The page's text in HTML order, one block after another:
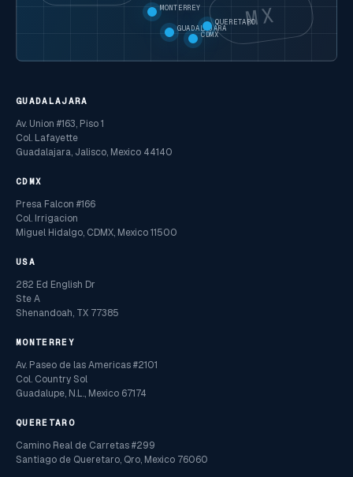
MX
MONTERREY
GUADALAJARA
CDMX
QUERETARO
GUADALAJARA
Av. Union #163, Piso 1
Col. Lafayette
Guadalajara, Jalisco, Mexico 44140
CDMX
Presa Falcon #166
Col. Irrigacion
Miguel Hidalgo, CDMX, Mexico 11500
USA
282 Ed English Dr
Ste A
Shenandoah, TX 77385
MONTERREY
Av. Paseo de las Americas #2101
Col. Country Sol
Guadalupe, N.L., Mexico 67174
QUERETARO
Camino Real de Carretas #299
Santiago de Queretaro, Qro, Mexico 76060